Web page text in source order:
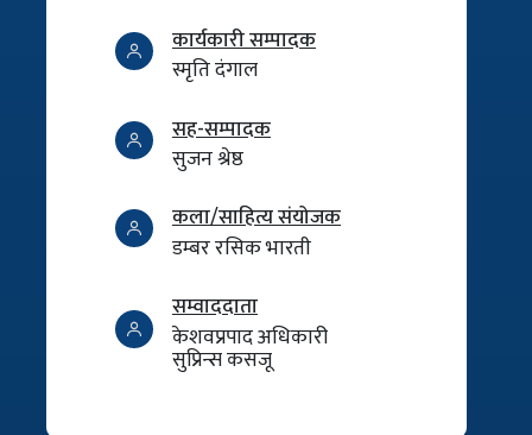
कार्यकारी सम्पादक
स्मृति दंगाल
सह-सम्पादक
सुजन श्रेष्ठ
कला/साहित्य संयोजक
डम्बर रसिक भारती
सम्वाददाता
केशवप्रपाद अधिकारी
सुप्रिन्स कसजू